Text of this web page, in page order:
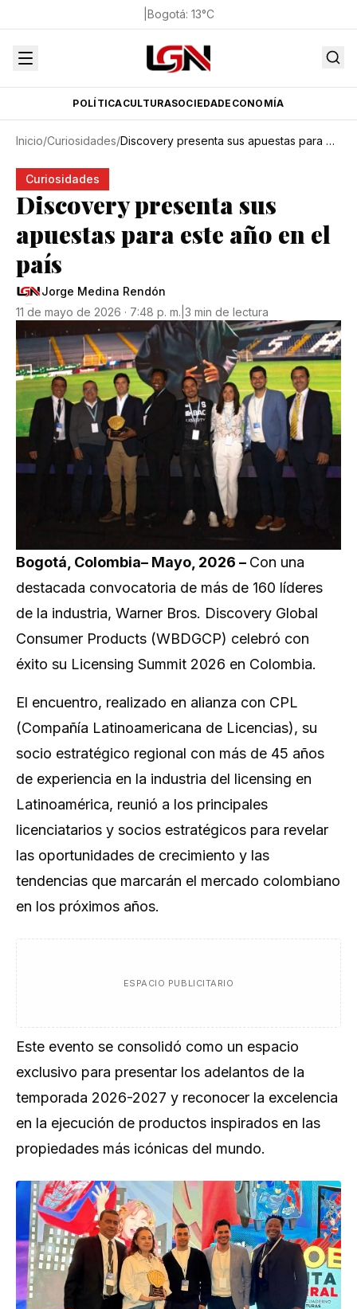
Bogotá: 13°C
POLÍTICACULTURASOCIEDADECONOMÍA
Inicio/Curiosidades/ Discovery presenta sus apuestas para este año en el país
Curiosidades
Discovery presenta sus
apuestas para este año en el
país
Jorge Medina Rendón
11 de mayo de 2026 · 7:48 p. m. 3 min de lectura
Bogotá, Colombia– Mayo, 2026 – Con una
destacada convocatoria de más de 160 líderes
de la industria, Warner Bros. Discovery Global
Consumer Products (WBDGCP) celebró con
éxito su Licensing Summit 2026 en Colombia.
El encuentro, realizado en alianza con CPL
(Compañía Latinoamericana de Licencias), su
socio estratégico regional con más de 45 años
de experiencia en la industria del licensing en
Latinoamérica, reunió a los principales
licenciatarios y socios estratégicos para revelar
las oportunidades de crecimiento y las
tendencias que marcarán el mercado colombiano
en los próximos años.
ESPACIO PUBLICITARIO
Este evento se consolidó como un espacio
exclusivo para presentar los adelantos de la
temporada 2026-2027 y reconocer la excelencia
en la ejecución de productos inspirados en las
propiedades más icónicas del mundo.